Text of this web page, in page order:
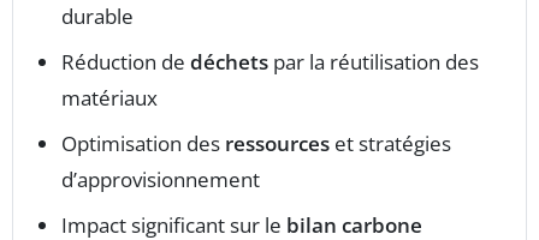
durable
Réduction de déchets par la réutilisation des
matériaux
Optimisation des ressources et stratégies
d’approvisionnement
Impact significant sur le bilan carbone